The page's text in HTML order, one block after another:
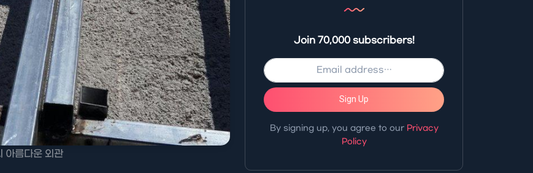
아름다운 외관
Join 70,000 subscribers!
Sign Up
By signing up, you agree to our Privacy
Policy